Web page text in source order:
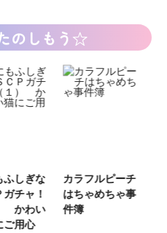
のしもう☆
ふしぎな
ガチャ！
かわい
ご用心
カラフルピーチ
はちゃめちゃ事
件簿